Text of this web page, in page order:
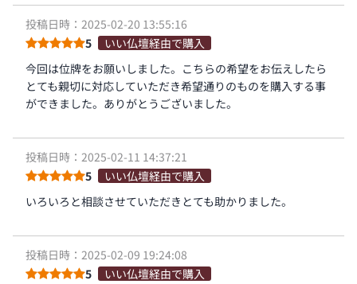
投稿日時：2025-02-20 13:55:16
5
いい仏壇経由で購入
今回は位牌をお願いしました。こちらの希望をお伝えしたら
とても親切に対応していただき希望通りのものを購入する事
ができました。ありがとうございました。
投稿日時：2025-02-11 14:37:21
5
いい仏壇経由で購入
いろいろと相談させていただきとても助かりました。
投稿日時：2025-02-09 19:24:08
5
いい仏壇経由で購入